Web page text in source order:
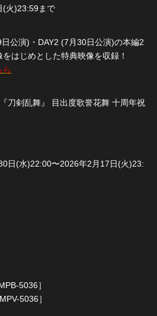
(火)23:59まで
公演)・DAY2 (7月30日公演)の本編2
はじめとした特典映像を収録！
ら
刀剣乱舞』 目出度歌誉花舞 十周年祝
日(水)22:00〜2026年2月17日(火)23:
5036］
5036］